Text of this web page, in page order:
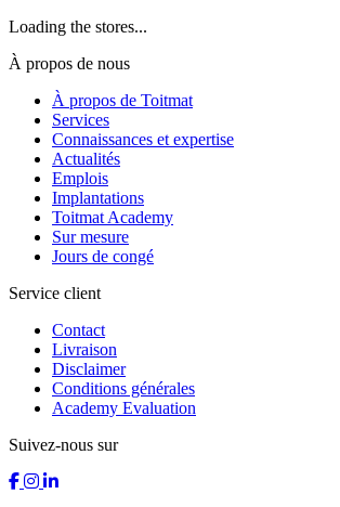
Loading the stores...
À propos de nous
À propos de Toitmat
Services
Connaissances et expertise
Actualités
Emplois
Implantations
Toitmat Academy
Sur mesure
Jours de congé
Service client
Contact
Livraison
Disclaimer
Conditions générales
Academy Evaluation
Suivez-nous sur